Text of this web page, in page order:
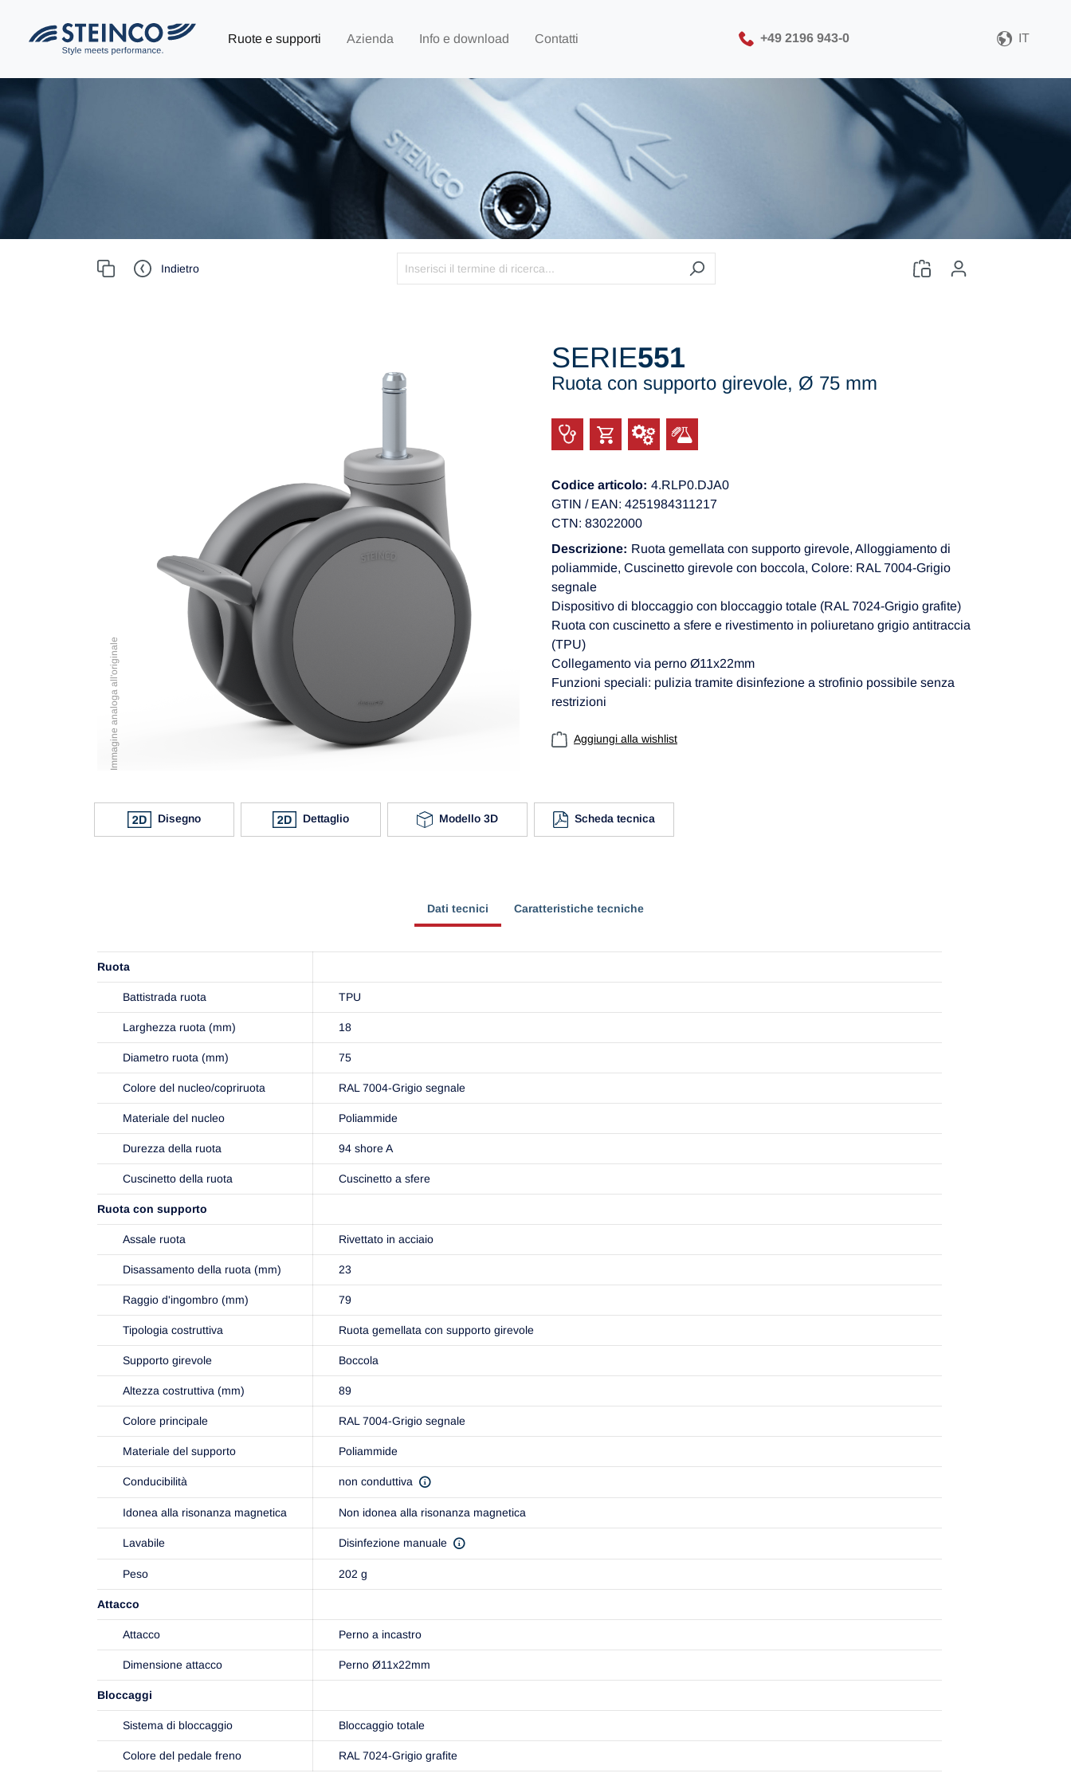
Ruote e supporti Azienda Info e download Contatti +49 2196 943-0 IT
Indietro
Seleziona il formato del
file CAD
Scarica il file CAD
Registrazione
Immagine analoga all'originale
SERIE551
Ruota con supporto girevole, Ø 75 mm
Codice articolo: 4.RLP0.DJA0
GTIN / EAN: 4251984311217
CTN: 83022000
Descrizione: Ruota gemellata con supporto girevole, Alloggiamento di
poliammide, Cuscinetto girevole con boccola, Colore: RAL 7004-Grigio
segnale
Dispositivo di bloccaggio con bloccaggio totale (RAL 7024-Grigio grafite)
Ruota con cuscinetto a sfere e rivestimento in poliuretano grigio antitraccia
(TPU)
Collegamento via perno Ø11x22mm
Funzioni speciali: pulizia tramite disinfezione a strofinio possibile senza
restrizioni
Aggiungi alla wishlist
Disegno Dettaglio Modello 3D Scheda tecnica
Dati tecnici Caratteristiche tecniche
Ruota
Battistrada ruota TPU
Larghezza ruota (mm) 18
Diametro ruota (mm) 75
Colore del nucleo/copriruota RAL 7004-Grigio segnale
Materiale del nucleo Poliammide
Durezza della ruota 94 shore A
Cuscinetto della ruota Cuscinetto a sfere
Ruota con supporto
Assale ruota Rivettato in acciaio
Disassamento della ruota (mm) 23
Raggio d'ingombro (mm) 79
Tipologia costruttiva Ruota gemellata con supporto girevole
Supporto girevole Boccola
Altezza costruttiva (mm) 89
Colore principale RAL 7004-Grigio segnale
Materiale del supporto Poliammide
Conducibilità non conduttiva
Idonea alla risonanza magnetica Non idonea alla risonanza magnetica
Lavabile Disinfezione manuale
Peso 202 g
Attacco
Attacco Perno a incastro
Dimensione attacco Perno Ø11x22mm
Bloccaggi
Sistema di bloccaggio Bloccaggio totale
Colore del pedale freno RAL 7024-Grigio grafite